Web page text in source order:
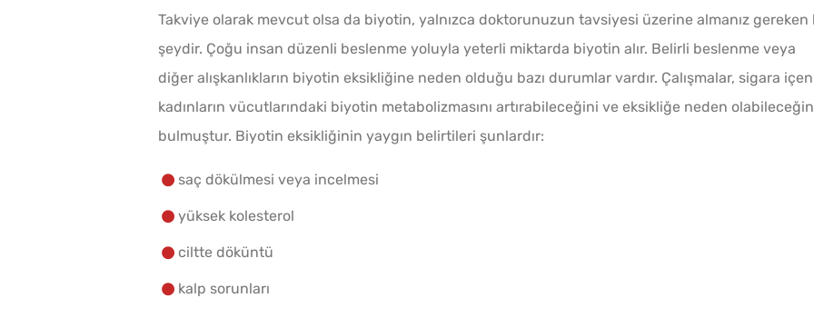
Takviye olarak mevcut olsa da biyotin, yalnızca doktorunuzun tavsiyesi üzerine almanız gereken
şeydir. Çoğu insan düzenli beslenme yoluyla yeterli miktarda biyotin alır. Belirli beslenme veya
diğer alışkanlıkların biyotin eksikliğine neden olduğu bazı durumlar vardır. Çalışmalar, sigara içen
kadınların vücutlarındaki biyotin metabolizmasını artırabileceğini ve eksikliğe neden
bulmuştur. Biyotin eksikliğinin yaygın belirtileri şunlardır:
saç dökülmesi veya incelmesi
yüksek kolesterol
ciltte döküntü
kalp sorunları